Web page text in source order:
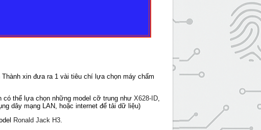
xin đưa ra 1 vài tiêu chí lựa chọn máy chấm
thể lựa chọn những model cỡ trung như X628-ID,
dây mạng LAN, hoặc internet để tải dữ liệu)
Ronald Jack H3.